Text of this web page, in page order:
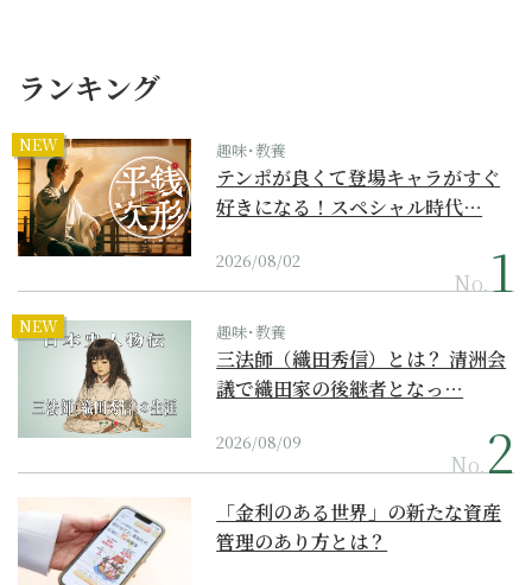
ランキング
NEW 趣味･教養
テンポが良くて登場キャラがすぐ
好きになる！スペシャル時代…
2026/08/02
No.
NEW 趣味･教養
三法師（織田秀信）とは？ 清洲会
議で織田家の後継者となっ…
2026/08/09
No.
「金利のある世界」の新たな資産
管理のあり方とは？